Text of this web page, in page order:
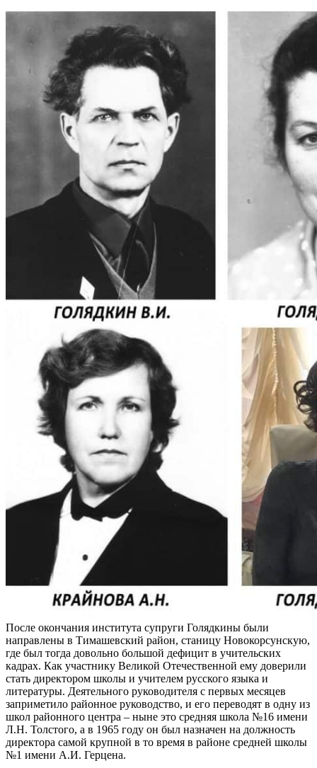
После окончания института супруги Голядкины были
направлены в Тимашевский район, станицу Новокорсунскую,
где был тогда довольно большой дефицит в учительских
кадрах. Как участнику Великой Отечественной ему доверили
стать директором школы и учителем русского языка и
литературы. Деятельного руководителя с первых месяцев
заприметило районное руководство, и его переводят в одну из
школ районного центра – ныне это средняя школа №16 имени
Л.Н. Толстого, а в 1965 году он был назначен на должность
директора самой крупной в то время в районе средней школы
№1 имени А.И. Герцена.